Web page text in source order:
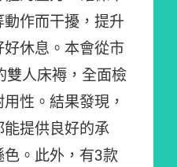
作而干擾，提升
休息。本會從市
雙人床褥，全面檢
性。結果發現，
提供良好的承
。此外，有3款